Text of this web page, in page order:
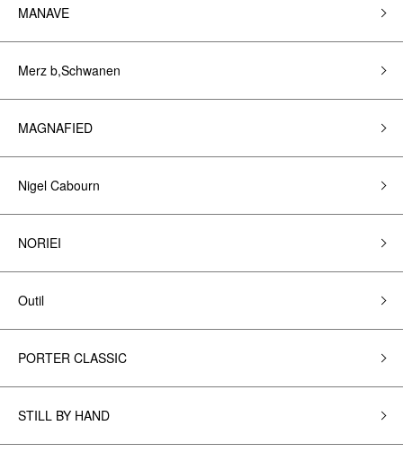
MANAVE
Merz b,Schwanen
MAGNAFIED
Nigel Cabourn
NORIEI
Outil
PORTER CLASSIC
STILL BY HAND